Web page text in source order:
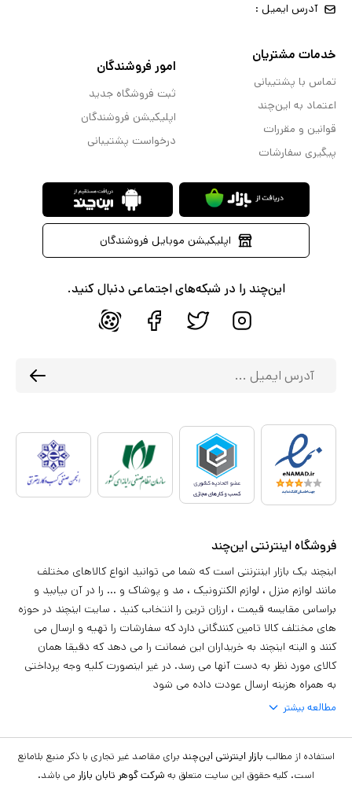
آدرس ایمیل :
خدمات مشتریان
تماس با پشتیبانی
اعتماد به این‌چند
قوانین و مقررات
پیگیری سفارشات
امور فروشندگان
ثبت فروشگاه جدید
اپلیکیشن فروشندگان
درخواست پشتیبانی
اپلیکیشن موبایل فروشندگان
این‌چند را در شبکه‌های اجتماعی دنبال کنید.
فروشگاه اینترنتی این‌چند
اینچند یک بازار اینترنتی است که شما می توانید انواع کالاهای مختلف
مانند لوازم منزل ، لوازم الکترونیک ، مد و پوشاک و ... را در آن بیابید و
براساس مقایسه قیمت ، ارزان ترین را انتخاب کنید . سایت اینچند در حوزه
های مختلف کالا تامین کنندگانی دارد که سفارشات را تهیه و ارسال می
کنند و البته اینچند به خریداران این ضمانت را می دهد که دقیقا همان
کالای مورد نظر به دست آنها می رسد. در غیر اینصورت کلیه وجه پرداختی
به همراه هزینه ارسال عودت داده می شود
مطالعه بیشتر
استفاده از مطالب بازار اینترنتی این‌چند برای مقاصد غیر تجاری با ذکر منبع بلامانع
است. کلیه حقوق این سایت متعلق به شرکت گوهر تابان بازار می باشد.